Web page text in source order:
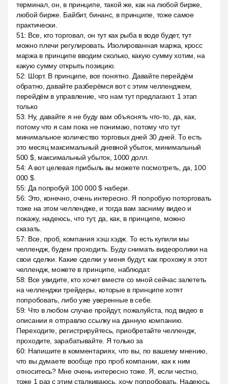
терминал, он, в принципе, такой же, как на любой бирже,
любой бирже. Байбит, бинанс, в принципе, тоже самое
практически.
51: Все, кто торговал, он тут как рыба в воде будет, тут
можно плечи регулировать. Изолированная маржа, кросс
маржа в принципе вводим сколько, какую сумму хотим, на
какую сумму открыть позицию.
52: Шорт. В принципе, все понятно. Давайте перейдём
обратно, давайте разберёмся вот с этим челленджем,
перейдём в управление, что нам тут предлагают. 1 этап
только
53: Ну, давайте я не буду вам объяснять что-то, да, как,
потому что я сам пока не понимаю, потому что тут
минимальное количество торговых дней 30 дней. То есть
это месяц максимальный дневной убыток, минимальный
500 $, максимальный убыток, 1000 долл.
54: А вот целевая прибыль вы можете посмотреть, да, 100
000 $.
55: Да попробуй 100 000 $ набери.
56: Это, конечно, очень интересно. Я попробую поторговать
тоже на этом челлендже, и тогда вам засниму видео и
покажу, надеюсь, что тут, да, как, в принципе, можно
сказать.
57: Все, проб, компания хэш хэдж. То есть купили мы
челлендж, будем проходить. Буду снимать видеоролики на
свои сделки. Какие сделки у меня будут, как прохожу я этот
челлендж, можете в принципе, наблюдат.
58: Все увидите, кто хочет вместе со мной сейчас залететь
на челленджи трейдеры, которые в принципе хотят
попробовать, либо уже уверенные в себе.
59: Что в любом случае пройдут, пожалуйста, под видео в
описании я отправлю ссылку на данную компанию.
Переходите, регистрируйтесь, приобретайте челлендж,
проходите, зарабатывайте. Я только за
60: Напишите в комментариях, что вы, по вашему мнению,
что вы думаете вообще про проб компании, как к ним
относитесь? Мне очень интересно тоже. Я, если честно,
тоже 1 раз с этим сталкиваюсь, хочу попробовать. Надеюсь,